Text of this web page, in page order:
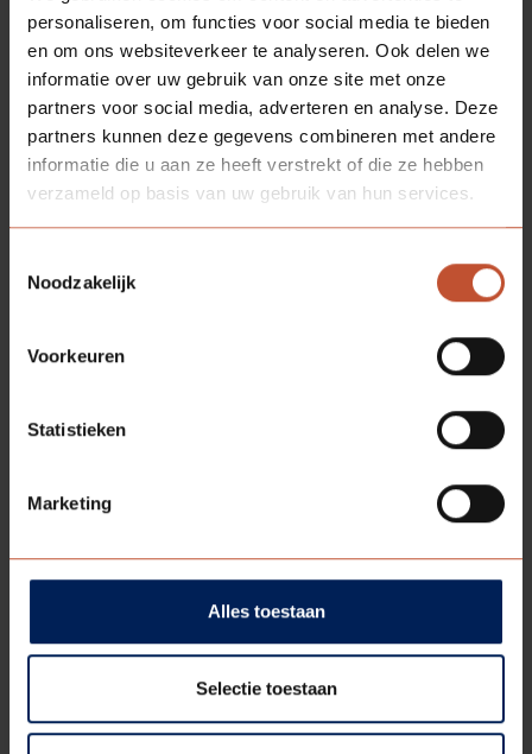
personaliseren, om functies voor social media te bieden
en om ons websiteverkeer te analyseren. Ook delen we
informatie over uw gebruik van onze site met onze
partners voor social media, adverteren en analyse. Deze
partners kunnen deze gegevens combineren met andere
informatie die u aan ze heeft verstrekt of die ze hebben
verzameld op basis van uw gebruik van hun services.
Noodzakelijk
Voorkeuren
Statistieken
Marketing
Alles toestaan
Selectie toestaan